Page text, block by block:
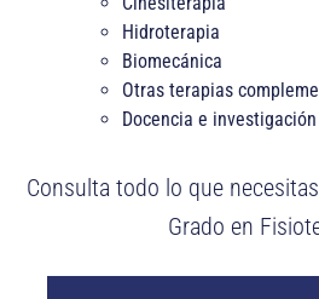
Hidroterapia
Biomecánica
Otras terapias
Docencia e investigación
Consulta todo lo que
Grado en